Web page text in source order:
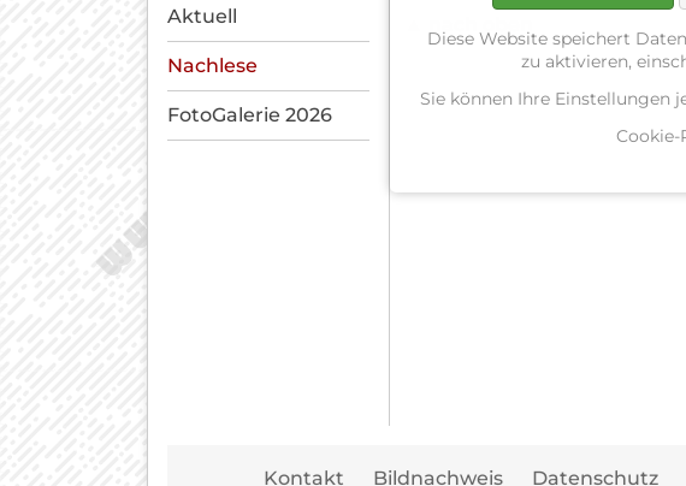
Aktuell
Nachlese
FotoGalerie 2026
Kontakt Bildnachweis Datenschutz
Diese Website speichert
zu aktivieren,
Sie können Ihre Einstellungen
Cookie-